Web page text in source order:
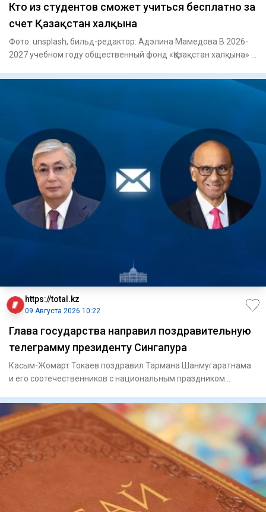
Кто из студентов сможет учиться бесплатно за
счет Қазақстан халқына
Фото: unsplash, бильд-редактор: Адэлина Мамедова В 2026-
2027 учебном году общественный фонд «Қазақстан халқына» в
https://total.kz
09 Августа 2026 10:22
Глава государства направил поздравительную
телеграмму президенту Сингапура
Касым-Жомарт Токаев поздравил Тармана Шанмугаратнама
и его соотечественников с национальным праздником